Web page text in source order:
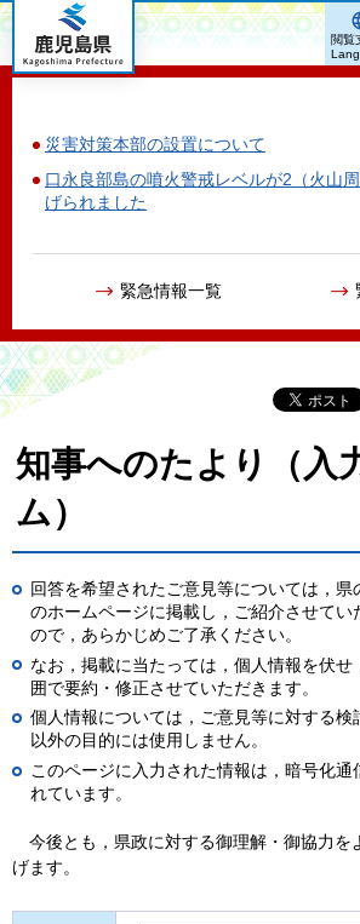
鹿児島県
災害対策本部の設置について
口永良部島の噴火警戒レベルが2（火山
げられました
緊急情報一覧
閲覧
知事へのたより（入
ム）
回答を希望されたご意見等については，
のホームページに掲載し，ご紹介させてい
ので，あらかじめご了承ください。
なお，掲載に当たっては，個人情報を伏せ
囲で要約・修正させていただきます。
個人情報については，ご意見等に対する検
以外の目的には使用しません。
このページに入力された情報は，暗号化通
れています。
今後とも，県政に対する御理解・御協力を
げます。